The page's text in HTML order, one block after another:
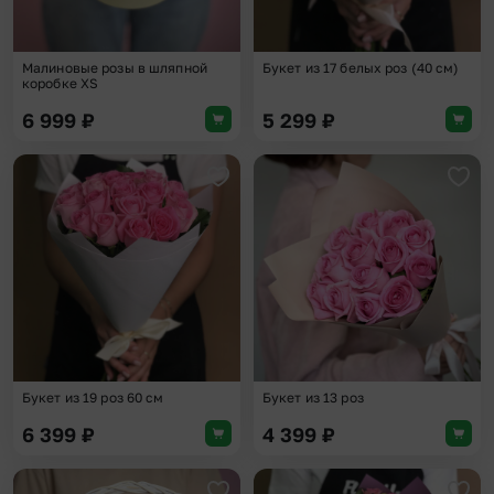
Малиновые розы в шляпной
коробке XS
6 999 ₽
Букет из 17 белых роз (40 см)
5 299 ₽
Букет из 19 роз 60 см
6 399 ₽
Букет из 13 роз
4 399 ₽